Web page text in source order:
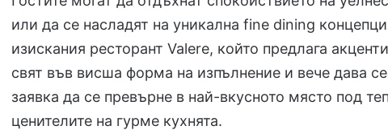
или да се насладят на уникална fine dining
изискания ресторант Valere, който предлага
свят във висша форма на изпълнение и вече дава
заявка да се превърне в най-вкусното място под
ценителите на гурме кухнята.